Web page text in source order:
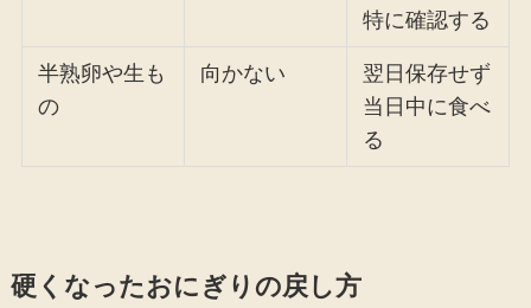
特に確認する
半熟卵や生も
の
向かない
翌日保存せず
当日中に食べ
る
硬くなったおにぎりの戻し方